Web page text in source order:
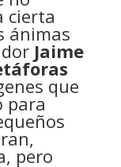
cierta
ánimas
Jaime
que
para
pero